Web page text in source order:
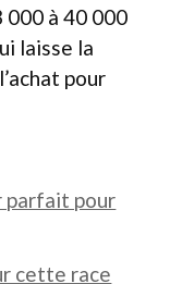
à 40 000
laisse la
pour
parfait pour
cette race